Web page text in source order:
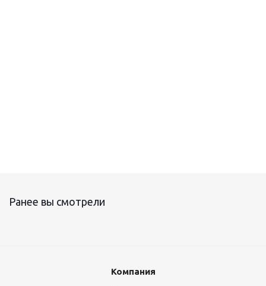
Ранее вы смотрели
Компания